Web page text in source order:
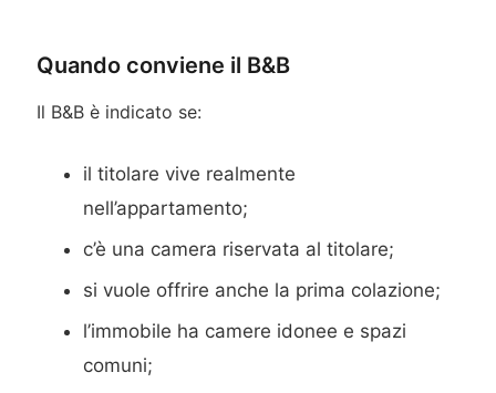
Quando conviene il B&B
Il B&B è indicato se:
il titolare vive realmente
nell’appartamento;
c’è una camera riservata al titolare;
si vuole offrire anche la prima colazione;
l’immobile ha camere idonee e spazi
comuni;